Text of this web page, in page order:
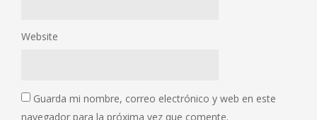
Website
Guarda mi nombre, correo electrónico y web en este
navegador para la próxima vez que comente.